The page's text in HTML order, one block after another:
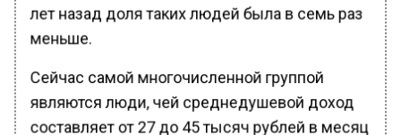
лет назад доля таких людей была в семь раз
меньше.
Сейчас самой многочисленной группой
являются люди, чей среднедушевой доход
составляет от 27 до 45 тысяч рублей в месяц